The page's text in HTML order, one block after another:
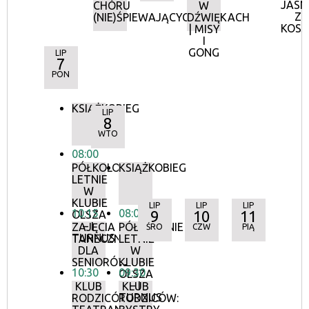
CHÓRU
(NIE)ŚPIEWAJĄCYCH
W
DŹWIĘKACH
| MISY
I
GONG
Z
LIP
7
PON
KSIĄŻKOBIEG
08:00
PÓŁKOLONIE
LETNIE
W
KLUBIE
OLSZA
– I
TURNUS
10:15
ZAJĘCIA
TANECZNE
DLA
SENIORÓW
10:30
KLUB
RODZICÓW:
LIP
8
WTO
KSIĄŻKOBIEG
08:00
PÓŁKOLONIE
LETNIE
W
KLUBIE
OLSZA
– I
TURNUS
09:30
KLUB
RODZICÓW:
LIP
9
ŚRO
LIP
10
CZW
LIP
11
PIĄ